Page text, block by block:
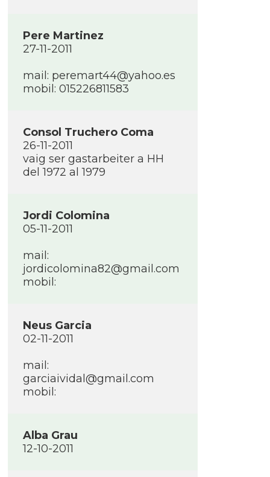
Pere Martinez
27-11-2011
mail: peremart44@yahoo.es
mobil: 015226811583
Consol Truchero Coma
26-11-2011
vaig ser gastarbeiter a HH
del 1972 al 1979
Jordi Colomina
05-11-2011
mail:
jordicolomina82@gmail.com
mobil:
Neus Garcia
02-11-2011
mail:
garciaividal@gmail.com
mobil:
Alba Grau
12-10-2011